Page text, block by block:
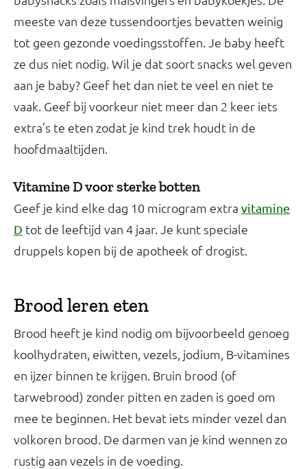
meeste van deze tussendoortjes bevatten weinig
tot geen gezonde voedingsstoffen. Je baby heeft
ze dus niet nodig. Wil je dat soort snacks wel geven
aan je baby? Geef het dan niet te veel en niet te
vaak. Geef bij voorkeur niet meer dan 2 keer iets
extra’s te eten zodat je kind trek houdt in de
hoofdmaaltijden.
Vitamine D voor sterke botten
Geef je kind elke dag 10 microgram extra vitamine
D tot de leeftijd van 4 jaar. Je kunt speciale
druppels kopen bij de apotheek of drogist.
Brood leren eten
Brood heeft je kind nodig om bijvoorbeeld genoeg
koolhydraten, eiwitten, vezels, jodium, B-vitamines
en ijzer binnen te krijgen. Bruin brood (of
tarwebrood) zonder pitten en zaden is goed om
mee te beginnen. Het bevat iets minder vezel dan
volkoren brood. De darmen van je kind wennen zo
rustig aan vezels in de voeding.